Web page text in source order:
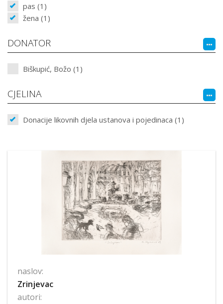
pas (1)
žena (1)
DONATOR
Biškupić, Božo (1)
CJELINA
Donacije likovnih djela ustanova i pojedinaca (1)
naslov:
Zrinjevac
autori: